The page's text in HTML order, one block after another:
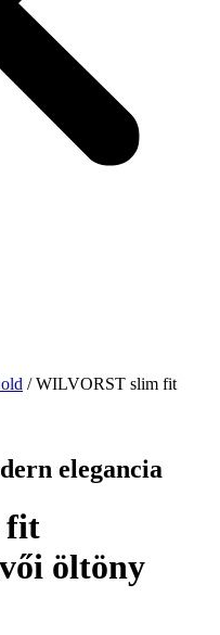
/ WILVORST slim fit
elegancia
fit
öltöny